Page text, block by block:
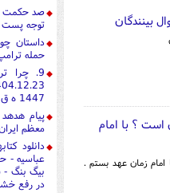
بینندگان
است ؟ با امام
زمان عهد بستم .
صد حکمت
توجه
داستان
حمله
9. چرا
1447 ه ق
پیام
معظم
دانلود
عباسیه -
بیگ بنگ -
در رفع